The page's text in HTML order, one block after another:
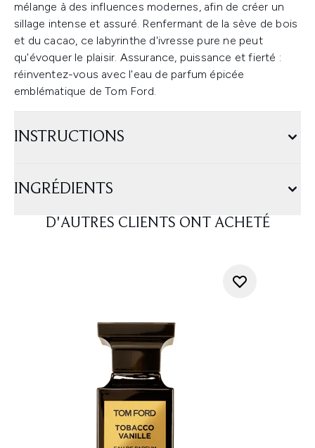
mélange à des influences modernes, afin de créer un
sillage intense et assuré. Renfermant de la sève de bois
et du cacao, ce labyrinthe d'ivresse pure ne peut
qu'évoquer le plaisir. Assurance, puissance et fierté :
réinventez-vous avec l'eau de parfum épicée
emblématique de Tom Ford.
INSTRUCTIONS
INGRÉDIENTS
D'AUTRES CLIENTS ONT ACHETÉ